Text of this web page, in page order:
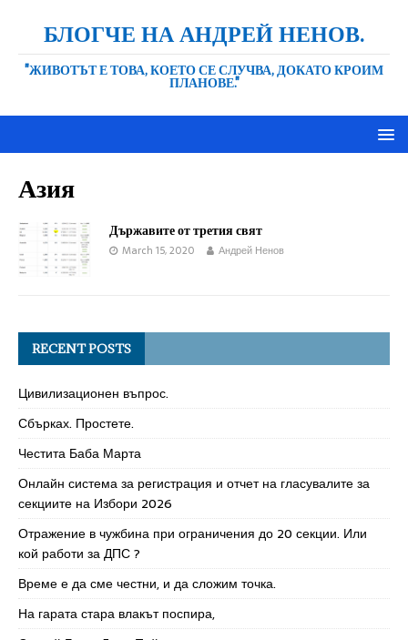
БЛОГЧЕ НА АНДРЕЙ НЕНОВ.
"ЖИВОТЪТ Е ТОВА, КОЕТО СЕ СЛУЧВА, ДОКАТО КРОИМ
ПЛАНОВЕ."
Азия
Държавите от третия свят
March 15, 2020 Андрей Ненов
RECENT POSTS
Цивилизационен въпрос.
Сбърках. Простете.
Честита Баба Марта
Онлайн система за регистрация и отчет на гласувалите за
секциите на Избори 2026
Отражение в чужбина при ограничения до 20 секции. Или
кой работи за ДПС ?
Време е да сме честни, и да сложим точка.
На гарата стара влакът поспира,